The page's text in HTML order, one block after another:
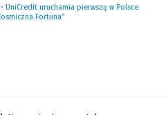
• UniCredit uruchamia pierwszą w Polsce
Fortuna”